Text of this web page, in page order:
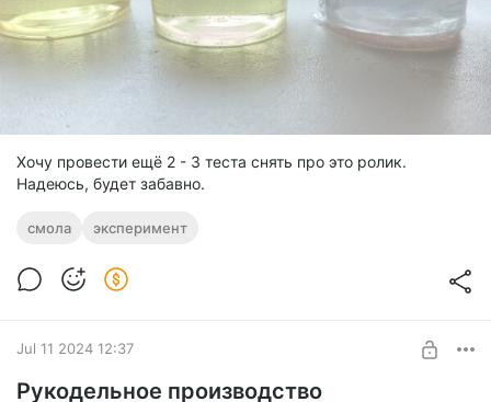
Хочу провести ещё 2 - 3 теста снять про это ролик.
Надеюсь, будет забавно.
смола эксперимент
Jul 11 2024 12:37
Рукодельное производство